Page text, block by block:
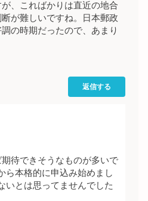
、こればかりは直近の地合
が難しいですね。日本郵政
の時期だったので、あまり
返信する
待できそうなものが多いで
ら本格的に申込み始めまし
いとは思ってませんでした